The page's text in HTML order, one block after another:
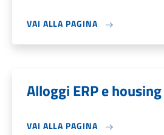
VAI ALLA PAGINA
Alloggi ERP e
VAI ALLA PAGINA